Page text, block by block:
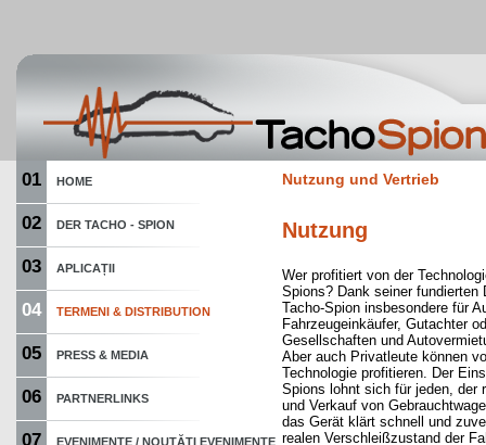
01 HOME
02 DER TACHO - SPION
03 APLICAȚII
04 TERMENI & DISTRIBUTION
05 PRESS & MEDIA
06 PARTNERLINKS
07 EVENIMENTE / NOUTĂȚI EVENIMENTE
Nutzung und Vertrieb
Nutzung
Wer profitiert von der
Spions? Dank seiner fundierten
Tacho-Spion insbesondere für
Fahrzeugeinkäufer, Gutachter
Gesellschaften und
Aber auch Privatleute können
Technologie profitieren. Der
Spions lohnt sich für jeden, der
und Verkauf von
das Gerät klärt schnell und
realen Verschleißzustand der